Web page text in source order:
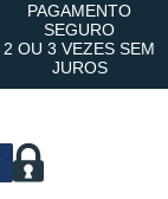
PAGAMENTO
SEGURO
2 OU 3 VEZES SEM
JUROS